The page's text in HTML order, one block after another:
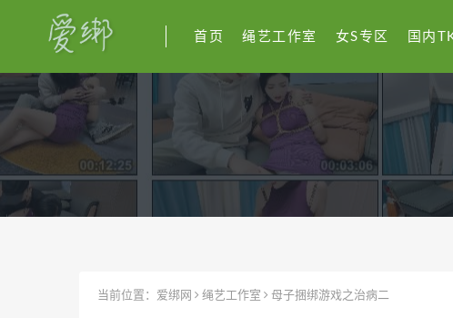
首页 绳艺工作室 女S专区 国内
当前位置： 爱绑网 绳艺工作室 母子捆绑游戏之治病二